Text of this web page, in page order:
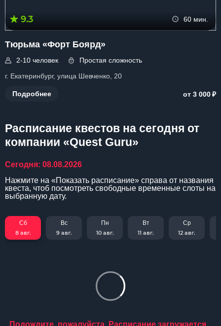
9.3 60 мин.
Тюрьма «Форт Боярд»
2-10 человек
Простая сложность
г. Екатеринбург, улица Шевченко, 20
Подробнее от 3 000₽
Расписание квестов на сегодня от
компании «Quest Guru»
Сегодня: 08.08.2026
Нажмите на «Показать расписание» справа от названия
квеста, чтоб посмотреть свободные временные слоты на
выбранную дату.
Сб
8 авг.
Вс
9 авг.
Пн
10 авг.
Вт
11 авг.
Ср
12 авг.
Подождите, пожалуйста. Расписание загружается...